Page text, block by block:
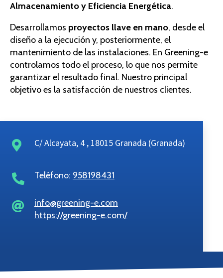
Almacenamiento y Eficiencia Energética.
Desarrollamos proyectos llave en mano, desde el
diseño a la ejecución y, posteriormente, el
mantenimiento de las instalaciones. En Greening-e
controlamos todo el proceso, lo que nos permite
garantizar el resultado final. Nuestro principal
objetivo es la satisfacción de nuestros clientes.
C/ Alcayata, 4 , 18015 Granada (Granada)
Teléfono: 958198431
info@greening-e.com
https://greening-e.com/